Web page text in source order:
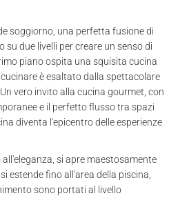
soggiorno, una perfetta fusione di
su due livelli per creare un senso di
piano ospita una squisita cucina
è esaltato dalla spettacolare
vero invito alla cucina gourmet, con
e il perfetto flusso tra spazi
diventa l'epicentro delle esperienze
si apre maestosamente
estende fino all'area della piscina,
sono portati al livello